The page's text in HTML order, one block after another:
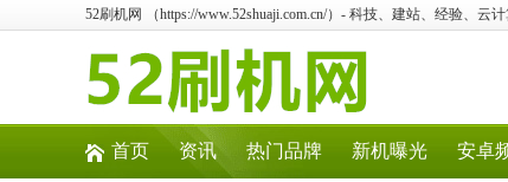
52刷机网 （https://www.52shuaji.com.cn/）- 科技、建站、经验、云
首页 资讯 热门品牌 新机曝光 安卓